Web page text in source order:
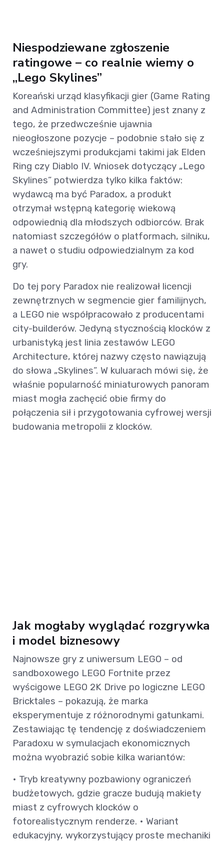
Niespodziewane zgłoszenie
ratingowe – co realnie wiemy o
„Lego Skylines”
Koreański urząd klasyfikacji gier (Game Rating
and Administration Committee) jest znany z
tego, że przedwcześnie ujawnia
nieogłoszone pozycje – podobnie stało się z
wcześniejszymi produkcjami takimi jak Elden
Ring czy Diablo IV. Wniosek dotyczący „Lego
Skylines” potwierdza tylko kilka faktów:
wydawcą ma być Paradox, a produkt
otrzymał wstępną kategorię wiekową
odpowiednią dla młodszych odbiorców. Brak
natomiast szczegółów o platformach, silniku,
a nawet o studiu odpowiedzialnym za kod
gry.
Do tej pory Paradox nie realizował licencji
zewnętrznych w segmencie gier familijnych,
a LEGO nie współpracowało z producentami
city-builderów. Jedyną stycznością klocków z
urbanistyką jest linia zestawów LEGO
Architecture, której nazwy często nawiązują
do słowa „Skylines”. W kuluarach mówi się, że
właśnie popularność miniaturowych panoram
miast mogła zachęcić obie firmy do
połączenia sił i przygotowania cyfrowej wersji
budowania metropolii z klocków.
Jak mogłaby wyglądać rozgrywka
i model biznesowy
Najnowsze gry z uniwersum LEGO – od
sandboxowego LEGO Fortnite przez
wyścigowe LEGO 2K Drive po logiczne LEGO
Bricktales – pokazują, że marka
eksperymentuje z różnorodnymi gatunkami.
Zestawiając tę tendencję z doświadczeniem
Paradoxu w symulacjach ekonomicznych
można wyobrazić sobie kilka wariantów:
• Tryb kreatywny pozbawiony ograniczeń
budżetowych, gdzie gracze budują makiety
miast z cyfrowych klocków o
fotorealistycznym renderze. • Wariant
edukacyjny, wykorzystujący proste mechaniki